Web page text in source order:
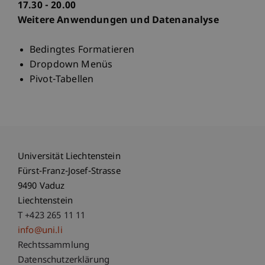
17.30 - 20.00
Weitere Anwendungen und Datenanalyse
Bedingtes Formatieren
Dropdown Menüs
Pivot-Tabellen
Universität Liechtenstein
Fürst-Franz-Josef-Strasse
9490 Vaduz
Liechtenstein
T +423 265 11 11
info@uni.li
Fußzeile Rechtliche Hinweise
Rechtssammlung
Datenschutzerklärung